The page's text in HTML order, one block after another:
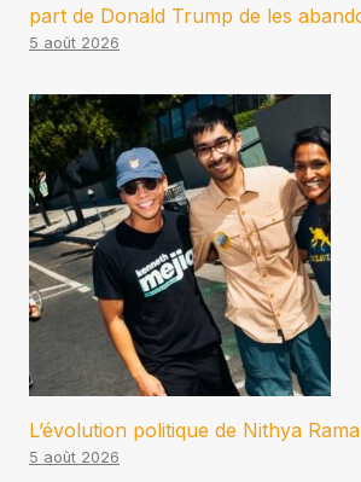
part de Donald Trump de les
5 août 2026
L’évolution politique de Nithya
5 août 2026